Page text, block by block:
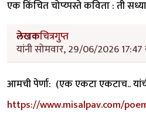
एक किंचित चोप्य्पस्ते कविता : ती
लेखकचित्रगुप्त
यांनी सोमवार, 29/06/2026
आमची पेर्णा: (एक एकटा एकटाच..
https://www.misalpav.com/